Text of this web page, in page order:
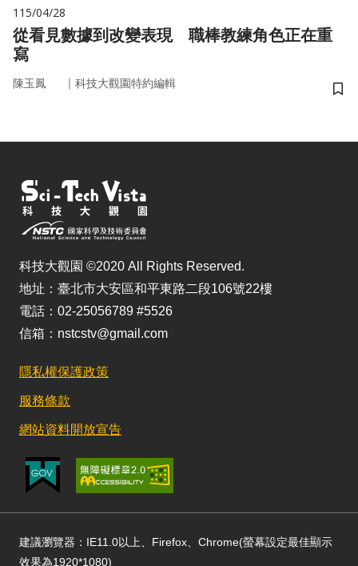
115/04/28
從看見數據到改變表現 職棒教練角色正在重
寫
陳玉鳳 ｜ 科技大觀園特約編輯
儲
科技大觀園 ©2020 All Rights Reserved.
地址：臺北市大安區和平東路二段106號22樓
電話：02-25056789 #5526
信箱：nstcstv@gmail.com
隱私權保護政策
服務條款
網站資料開放宣告
建議瀏覽器：IE11.0以上、Firefox、Chrome(螢幕設定最佳顯示
效果為1920*1080)